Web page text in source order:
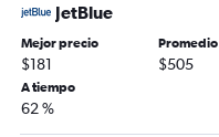
JetBlue
Mejor precio
$181
Promedio
$505
A tiempo
62 %